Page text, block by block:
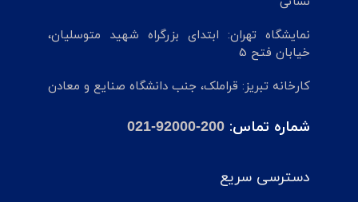
نمایشگاه تهران: ابتدای بزرگراه شهید متوسلیان،
خیابان فتح 5
کارخانه تبریز: قراملک، جنب دانشگاه صنایع و معادن
شماره تماس: 021-92000-200
دسترسی سریع